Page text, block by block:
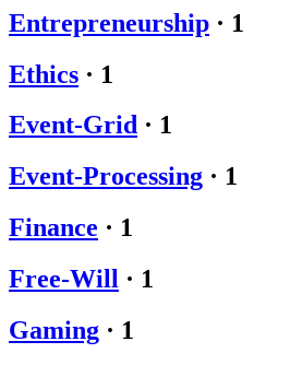
Entrepreneurship · 1
Ethics · 1
Event-Grid · 1
Event-Processing · 1
Finance · 1
Free-Will · 1
Gaming · 1